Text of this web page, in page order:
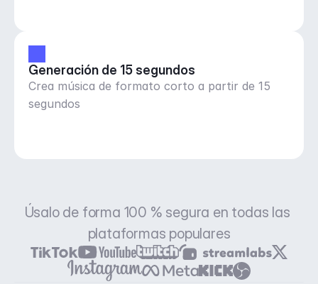
Generación de 15 segundos
Crea música de formato corto a partir de 15
segundos
Úsalo de forma 100 % segura en todas las
plataformas populares